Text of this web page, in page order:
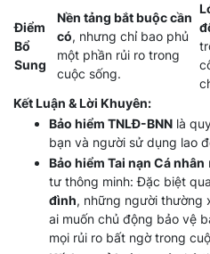
Điểm
Bổ
Sung
Nền tảng bắt buộc cần
có, nhưng chỉ bao phủ
một phần rủi ro trong
cuộc sống.
Kết Luận & Lời Khuyên:
Bảo hiểm TNLĐ-BNN là
bạn và người sử dụng lao
Bảo hiểm Tai nạn Cá nhân
tư thông minh: Đặc biệt
đình, những người thường
ai muốn chủ động bảo vệ
mọi rủi ro bất ngờ trong